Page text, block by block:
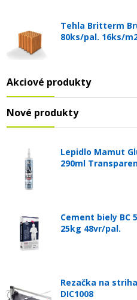
Tehla Britterm
80ks/pal. 16ks/
Akciové produkty
Nové produkty
Lepidlo Mamut
290ml
Cement biely BC
25kg 48vr/pal.
Rezačka na
DIC1008